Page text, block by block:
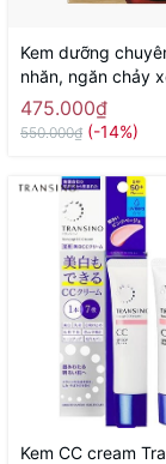
Kem dưỡng
nhăn, ngăn chảy
Meishoku
Gel Cream 50g
475.000₫
550.000₫ (-14%)
Kem CC cream